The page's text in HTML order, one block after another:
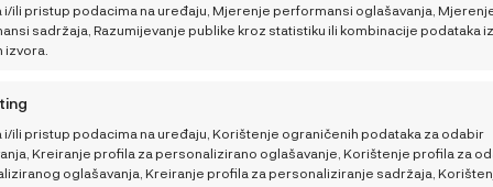
i/ili pristup podacima na uređaju, Mjerenje performansi oglašavanja,
sadržaja, Razumijevanje publike kroz statistiku ili kombinacije podataka iz
i/ili pristup podacima na uređaju, Korištenje ograničenih podataka za odabir
Kreiranje profila za personalizirano oglašavanje, Korištenje profila za
oglašavanja, Kreiranje profila za personaliziranje sadržaja,
Kako pomoći bebi da
lakše podnese vrućine
Kako sigurno putovati
Načini plaćanja i sigurnost
Povrati, zamjene i